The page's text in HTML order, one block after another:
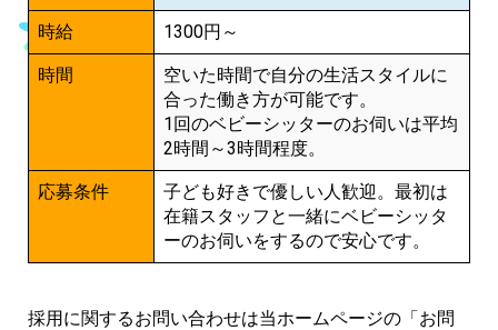
時給 1300円～
時間
空いた時間で自分の生活スタイルに
合った働き方が可能です。
1回のベビーシッターのお伺いは平均
2時間～3時間程度。
応募条件
子ども好きで優しい人歓迎。最初は
在籍スタッフと一緒にベビーシッタ
ーのお伺いをするので安心です。
採用に関するお問い合わせは当ホームページの「お問